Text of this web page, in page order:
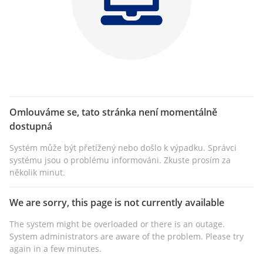
Omlouváme se, tato stránka není momentálně
dostupná
Systém může být přetížený nebo došlo k výpadku. Správci
systému jsou o problému informováni. Zkuste prosím za
několik minut.
We are sorry, this page is not currently available
The system might be overloaded or there is an outage.
System administrators are aware of the problem. Please try
again in a few minutes.